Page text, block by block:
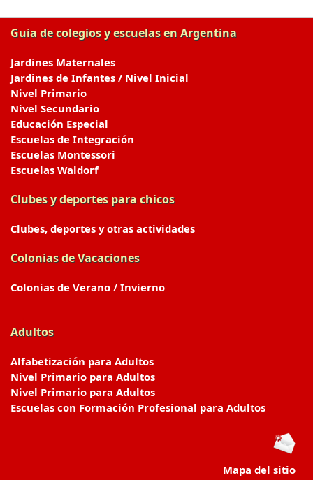
Guia de colegios y escuelas en Argentina
Jardines Maternales
Jardines de Infantes / Nivel Inicial
Nivel Primario
Nivel Secundario
Educación Especial
Escuelas de Integración
Escuelas Montessori
Escuelas Waldorf
Clubes y deportes para chicos
Clubes, deportes y otras actividades
Colonias de Vacaciones
Colonias de Verano / Invierno
Adultos
Alfabetización para Adultos
Nivel Primario para Adultos
Nivel Primario para Adultos
Escuelas con Formación Profesional para Adultos
Mapa del sitio